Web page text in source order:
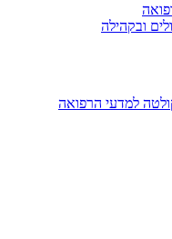
ובקהילה
למדעי הרפואה